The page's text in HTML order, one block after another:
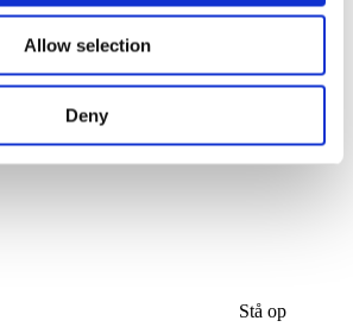
Allow selection
Deny
Stå op